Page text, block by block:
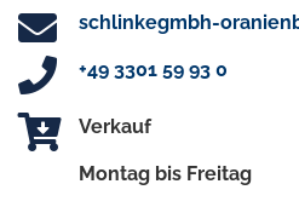
schlinkegmbh-
+49 3301 59 93 0
Verkauf
Montag bis Freitag